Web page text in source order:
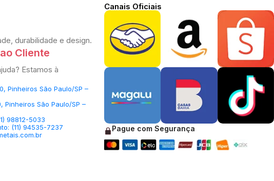
durabilidade e design.
Cliente
Estamos à
Pinheiros São Paulo/SP –
Pinheiros São Paulo/SP –
98812-5033
(11) 94535-7237
Canais Oficiais
Pague com Segurança